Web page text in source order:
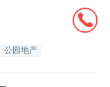
公园地产